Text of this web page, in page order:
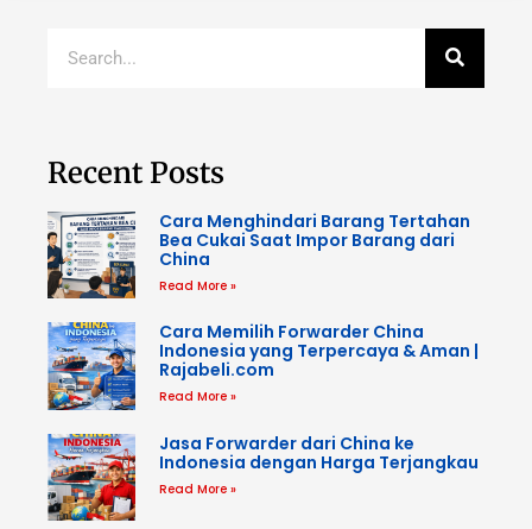
Recent Posts
Cara Menghindari Barang Tertahan
Bea Cukai Saat Impor Barang dari
China
Read More »
Cara Memilih Forwarder China
Indonesia yang Terpercaya & Aman |
Rajabeli.com
Read More »
Jasa Forwarder dari China ke
Indonesia dengan Harga Terjangkau
Read More »